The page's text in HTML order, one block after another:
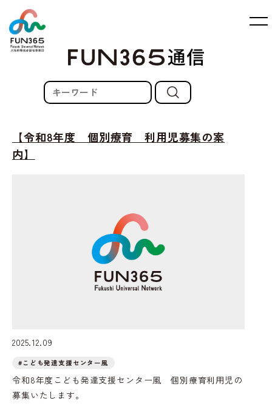
【令和8年度 個別療育 利用児募集の案
内】
2025.12.09
#こども発達支援センター風
令和8年度こども発達支援センター風 個別療育利用児の
募集いたします。